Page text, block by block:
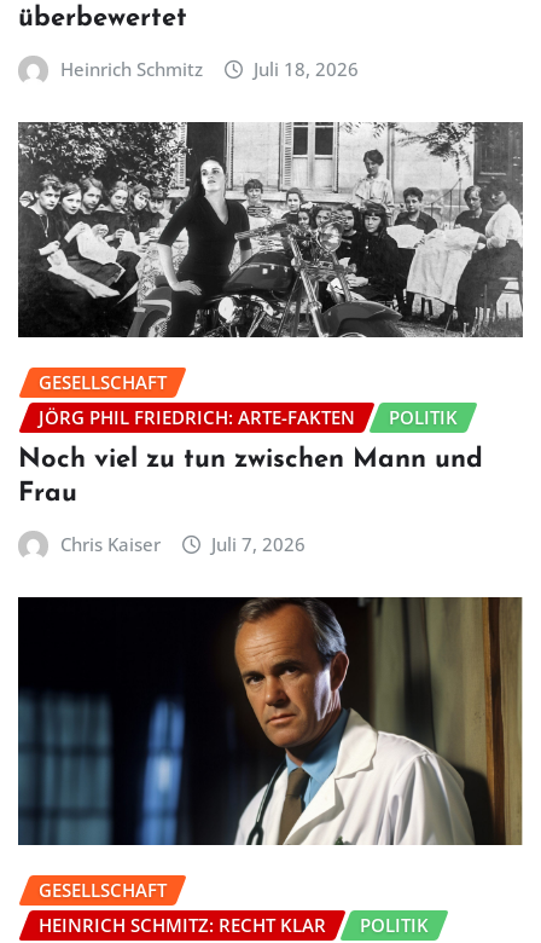
überbewertet
Heinrich Schmitz Juli 18, 2026
GESELLSCHAFT
JÖRG PHIL FRIEDRICH: ARTE-FAKTEN
POLITIK
Noch viel zu tun zwischen Mann und
Frau
Chris Kaiser Juli 7, 2026
GESELLSCHAFT
HEINRICH SCHMITZ: RECHT KLAR
POLITIK